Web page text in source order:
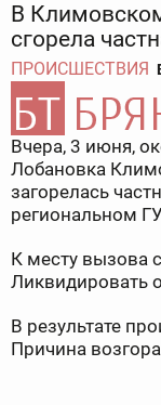
В
сгорела
ПРОИСШЕСТВИЯ
Вчера, 3 июня,
Лобановка
загорелась
региональном
К месту вызова
Ликвидировать
В результате
Причина